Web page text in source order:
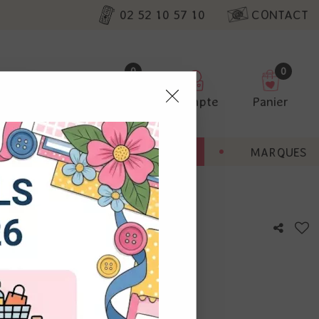
02 52 10 57 10 CONTACT
0
Compte
0
Panier
BONNES AFFAIRES MARQUES
avis !
nos
non
Vous
à droite